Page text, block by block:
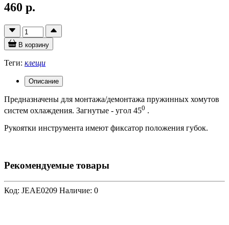
460 р.
В корзину
Теги: клещи
Описание
Предназначены для монтажа/демонтажа пружинных хомутов
систем охлаждения. Загнутые - угол 450 .
Рукоятки инструмента имеют фиксатор положения губок.
Рекомендуемые товары
Код: JEAE0209 Наличие: 0